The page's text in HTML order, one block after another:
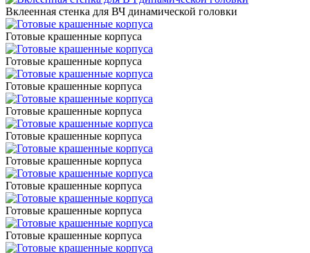
Вклеенная стенка для ВЧ динамической головки
Готовые крашенные корпуса
Готовые крашенные корпуса
Готовые крашенные корпуса
Готовые крашенные корпуса
Готовые крашенные корпуса
Готовые крашенные корпуса
Готовые крашенные корпуса
Готовые крашенные корпуса
Готовые крашенные корпуса